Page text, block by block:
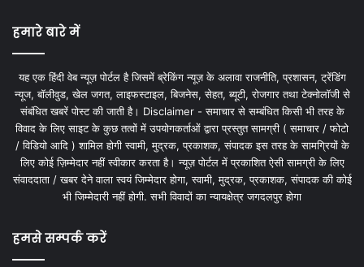
हमारे बारे में
यह एक हिंदी वेब न्यूज़ पोर्टल है जिसमें ब्रेकिंग न्यूज़ के अलावा राजनीति, प्रशासन, ट्रेंडिंग
न्यूज, बॉलीवुड, खेल जगत, लाइफस्टाइल, बिजनेस, सेहत, ब्यूटी, रोजगार तथा टेक्नोलॉजी से
संबंधित खबरें पोस्ट की जाती है। Disclaimer - समाचार से सम्बंधित किसी भी तरह के
विवाद के लिए साइट के कुछ तत्वों में उपयोगकर्ताओं द्वारा प्रस्तुत सामग्री ( समाचार / फोटो
/ विडियो आदि ) शामिल होगी स्वामी, मुद्रक, प्रकाशक, संपादक इस तरह के सामग्रियों के
लिए कोई ज़िम्मेदार नहीं स्वीकार करता है। न्यूज़ पोर्टल में प्रकाशित ऐसी सामग्री के लिए
संवाददाता / खबर देने वाला स्वयं जिम्मेदार होगा, स्वामी, मुद्रक, प्रकाशक, संपादक की कोई
भी जिम्मेदारी नहीं होगी. सभी विवादों का न्यायक्षेत्र जगदलपुर होगा
हमसे सम्पर्क करें